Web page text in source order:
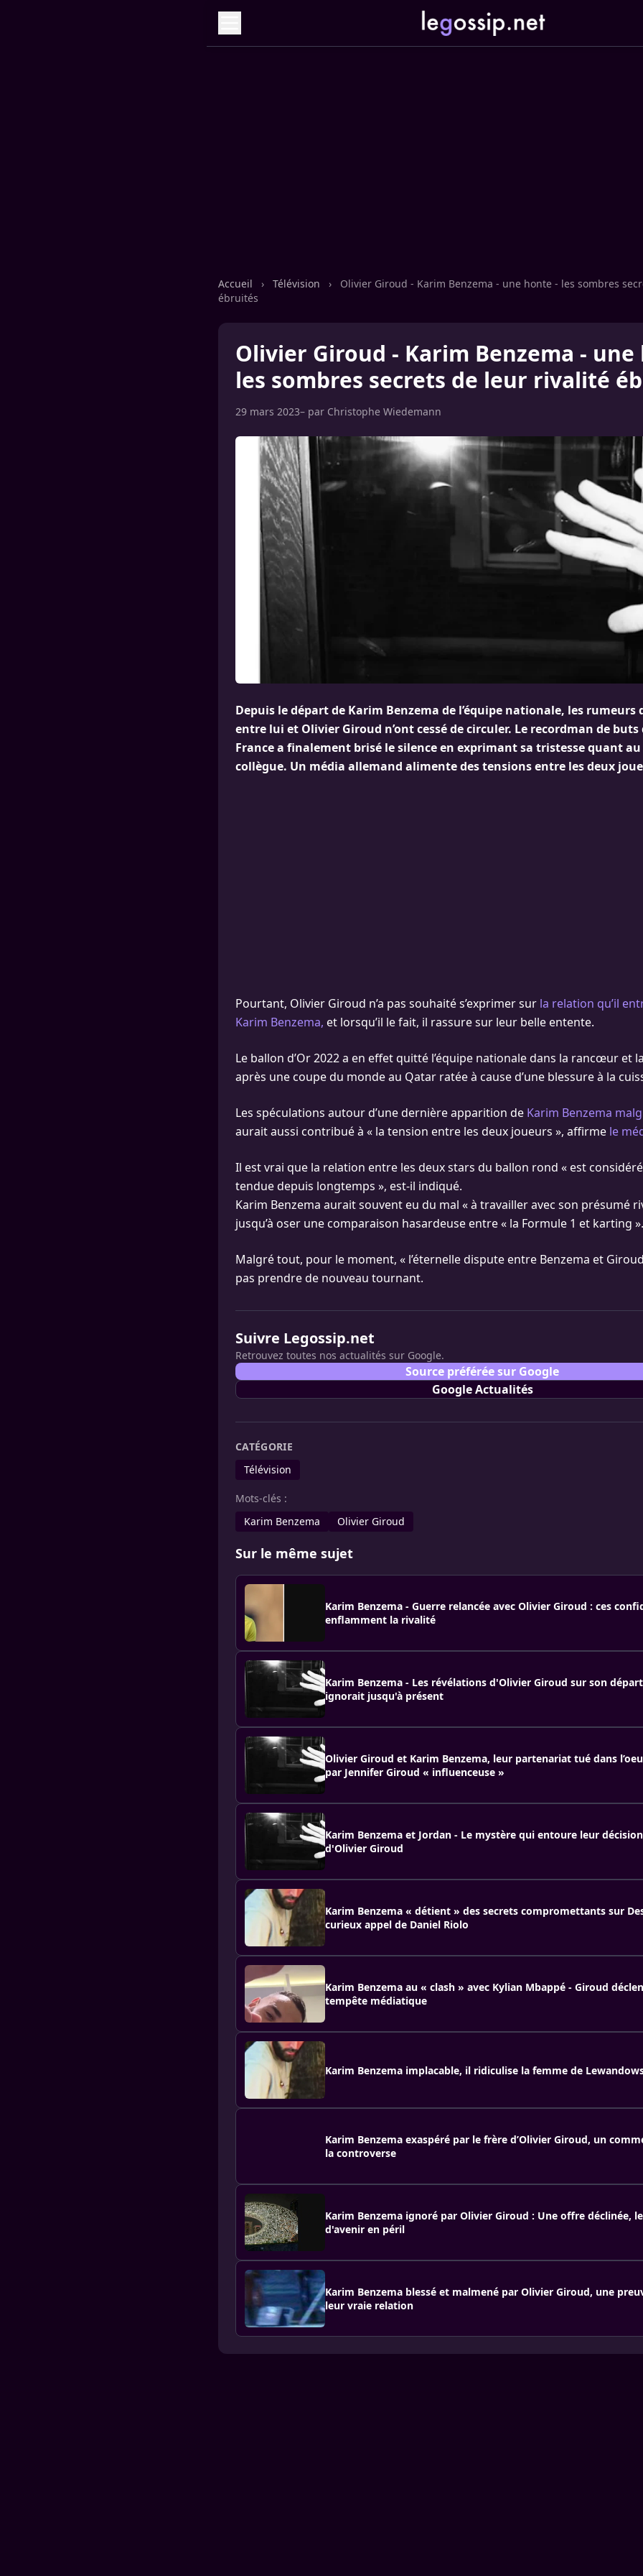
Accueil › Télévision ›
Olivier Giroud - Karim Benzema - une honte - les sombres
ébruités
Olivier Giroud - Karim Benzema - une
les sombres secrets de leur rivalité
29 mars 2023– par Christophe Wiedemann
Depuis le départ de Karim Benzema de l’équipe nationale, les rumeurs
entre lui et Olivier Giroud n’ont cessé de circuler. Le recordman de buts
France a finalement brisé le silence en exprimant sa tristesse quant
collègue. Un média allemand alimente des tensions entre les deux
Pourtant, Olivier Giroud n’a pas souhaité s’exprimer sur la relation qu’il
Karim Benzema, et lorsqu’il le fait, il rassure sur leur belle entente.
Le ballon d’Or 2022 a en effet quitté l’équipe nationale dans la rancœur et
après une coupe du monde au Qatar ratée à cause d’une blessure à la
Les spéculations autour d’une dernière apparition de Karim Benzema
aurait aussi contribué à « la tension entre les deux joueurs », affirme le
Il est vrai que la relation entre les deux stars du ballon rond « est
tendue depuis longtemps », est-il indiqué.
Karim Benzema aurait souvent eu du mal « à travailler avec son présumé
jusqu’à oser une comparaison hasardeuse entre « la Formule 1 et karting ».
Malgré tout, pour le moment, « l’éternelle dispute entre Benzema et
pas prendre de nouveau tournant.
Suivre Legossip.net
Retrouvez toutes nos actualités sur Google.
Source préférée sur Google
Google Actualités
CATÉGORIE
Télévision
Mots-clés :
Karim Benzema
Olivier Giroud
Sur le même sujet
Karim Benzema - Guerre relancée avec Olivier Giroud : ces
enflamment la rivalité
Karim Benzema - Les révélations d'Olivier Giroud sur son
ignorait jusqu'à présent
Olivier Giroud et Karim Benzema, leur partenariat tué dans
par Jennifer Giroud « influenceuse »
Karim Benzema et Jordan - Le mystère qui entoure leur
d'Olivier Giroud
Karim Benzema « détient » des secrets compromettants sur
curieux appel de Daniel Riolo
Karim Benzema au « clash » avec Kylian Mbappé - Giroud
tempête médiatique
Karim Benzema implacable, il ridiculise la femme de
Karim Benzema exaspéré par le frère d’Olivier Giroud, un
la controverse
Karim Benzema ignoré par Olivier Giroud : Une offre déclinée,
d'avenir en péril
Karim Benzema blessé et malmené par Olivier Giroud, une
leur vraie relation